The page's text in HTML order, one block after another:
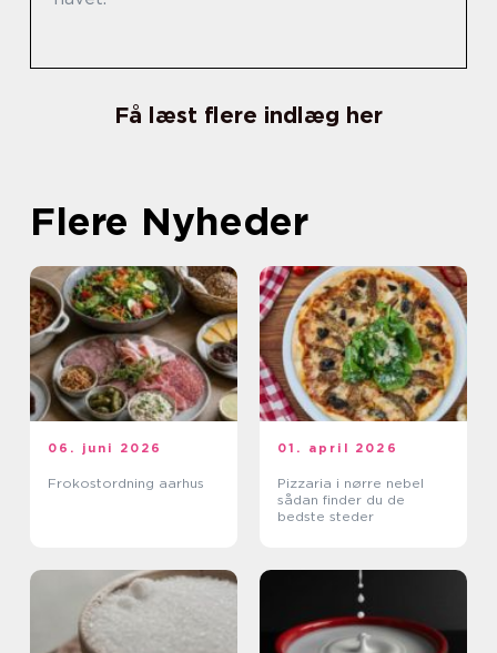
Få læst flere indlæg her
Flere Nyheder
06. juni 2026
Frokostordning aarhus
01. april 2026
Pizzaria i nørre nebel
sådan finder du de
bedste steder